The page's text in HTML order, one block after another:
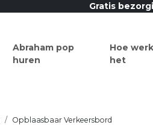
Gratis
Abraham pop
huren
Hoe
het
Opblaasbaar Verkeersbord